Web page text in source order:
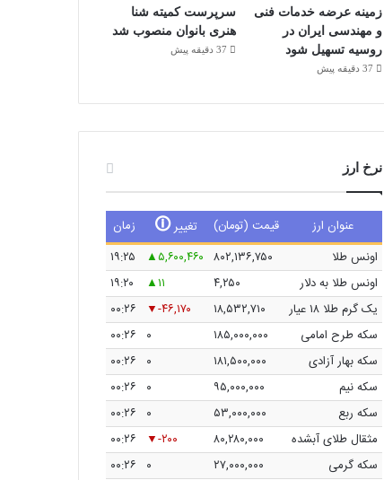
زمینه عرضه خدمات فنی
و مهندسی ایران در
روسیه تسهیل شود
37 دقیقه پیش
سرپرست کمیته شنا
هنری بانوان منصوب شد
37 دقیقه پیش
نرخ ارز
عنوان ارز قیمت (تومان) تغییر🛈
زمان
اونس طلا
۸۰۲,۱۳۶,۷۵۰ ۵,۶۰۰,۴۶۰
۱۹:۲۵
اونس طلا به دلار
۴,۲۵۰ ۱۱
۱۹:۲۰
یک گرم طلا ۱۸ عیار
۱۸,۵۳۲,۷۱۰ -۴۶,۱۷۰
۰۰:۲۶
سکه طرح امامی
۱۸۵,۰۰۰,۰۰۰ ۰ ۰۰:۲۶
سکه بهار آزادی
۱۸۱,۵۰۰,۰۰۰ ۰ ۰۰:۲۶
سکه نیم
۹۵,۰۰۰,۰۰۰ ۰ ۰۰:۲۶
سکه ربع
۵۳,۰۰۰,۰۰۰ ۰ ۰۰:۲۶
مثقال طلای آبشده
۸۰,۲۸۰,۰۰۰ -۲۰۰
۰۰:۲۶
سکه گرمی
۲۷,۰۰۰,۰۰۰ ۰ ۰۰:۲۶